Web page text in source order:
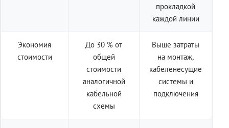
прокладкой
каждой линии
Экономия
стоимости
До 30 % от
общей
стоимости
аналогичной
кабельной
схемы
Выше затраты
на монтаж,
кабеленесущие
системы и
подключения